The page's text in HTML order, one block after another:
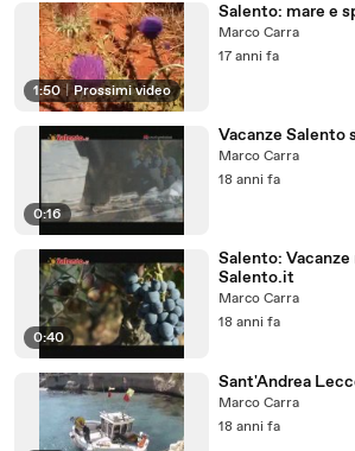
1:50 | Prossimi video
Salento: mare e
Marco Carra
17 anni fa
0:16
Vacanze Salento
Marco Carra
18 anni fa
0:40
Salento:
Salento.it
Marco Carra
18 anni fa
Sant'Andrea
Marco Carra
18 anni fa